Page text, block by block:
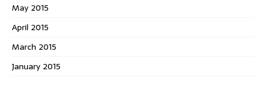
May 2015
April 2015
March 2015
January 2015